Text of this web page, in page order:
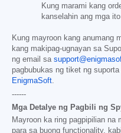
Kung marami kang
kanselahin ang mga
Kung mayroon kang anumang
kang makipag-ugnayan sa
ng email sa
pagbubukas ng tiket ng
EnigmaSoft.
------
Mga Detalye ng Pagbili ng
Mayroon ka ring pagpipilian na
para sa buong functionality,